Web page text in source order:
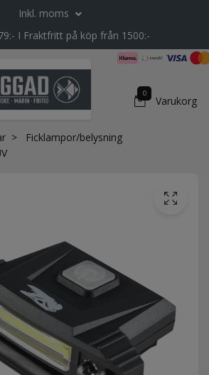
Inkl. moms
I Fraktfritt på köp från 1500:-
0
Varukorg
Ficklampor/belysning